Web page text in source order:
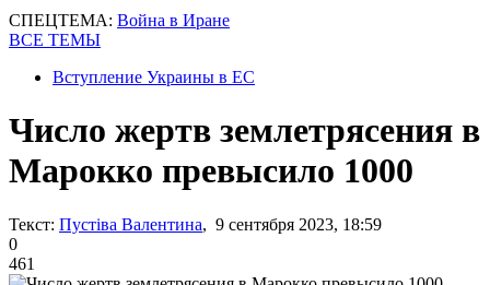
СПЕЦТЕМА: Война в Иране
ВСЕ ТЕМЫ
Вступление Украины в ЕС
Число жертв землетрясения в
Марокко превысило 1000
Текст: Пустіва Валентина, 9 сентября 2023, 18:59
0
461